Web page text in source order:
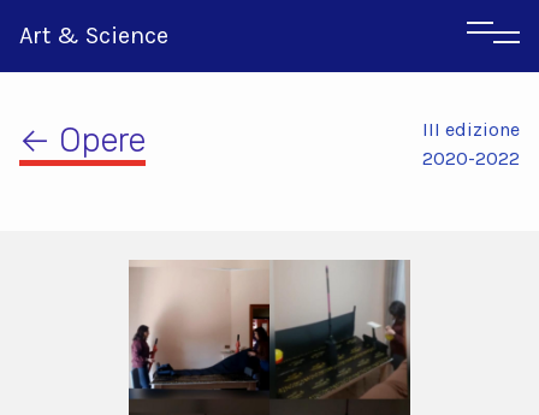
Art & Science
Inglese
Greco
← Opere
III edizione
2020-2022